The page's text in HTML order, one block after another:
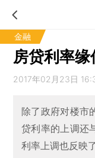
金融
房贷利率
2017年02月23日
除了政府对楼市
贷利率的上调还
利率上调也反映